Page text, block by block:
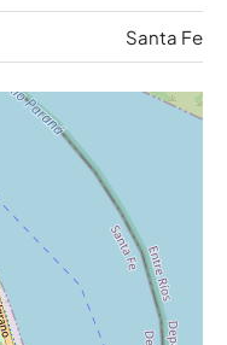
Santa Fe